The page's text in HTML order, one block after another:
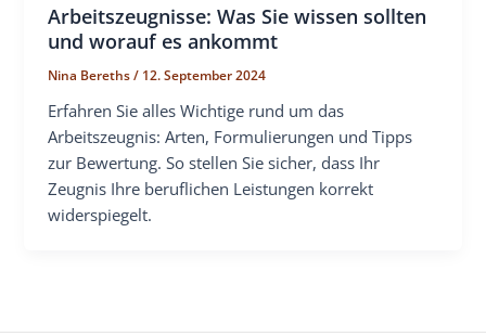
Arbeitszeugnisse: Was Sie wissen sollten
und worauf es ankommt
Nina Bereths/ 12. September 2024
Erfahren Sie alles Wichtige rund um das
Arbeitszeugnis: Arten, Formulierungen und Tipps
zur Bewertung. So stellen Sie sicher, dass Ihr
Zeugnis Ihre beruflichen Leistungen korrekt
widerspiegelt.